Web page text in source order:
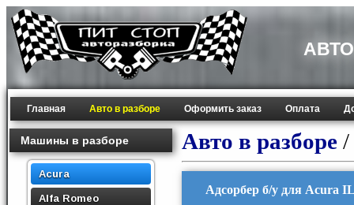
Главная Авто в разборе Оформить заказ Оплата
Машины в разборе
Acura
Alfa Romeo
Авто в разборе /
Адсорбер б/у для Acura